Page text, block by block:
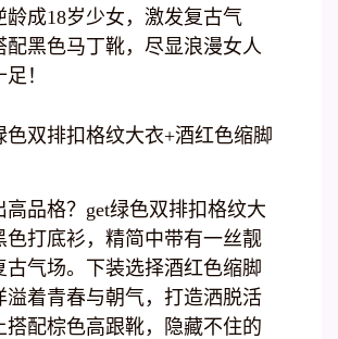
龄成18岁少女，激发复古气
配黑色马丁靴，尽显浪漫女人
！
色双排扣格纹大衣+酒红色缩脚
高品格？get绿色双排扣格纹大
色打底衫，精简中带有一丝靓
古气场。下装选择酒红色缩脚
溢着青春与朝气，打造洒脱活
搭配棕色高跟靴，隐藏不住的